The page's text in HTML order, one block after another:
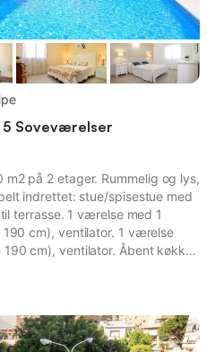
5 Soveværelser
på 2 etager. Rummelig og lys,
indrettet: stue/spisestue med
terrasse. 1 værelse med 1
cm), ventilator. 1 værelse
cm), ventilator. Åbent køkken
(udvendig trappe)
1 fransk seng (150 cm,
med 2 senge (90 cm,